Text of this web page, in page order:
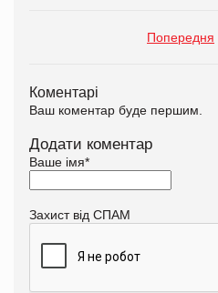
Попередня
Коментарі
Ваш коментар буде першим.
Додати коментар
Ваше імя*
Захист від СПАМ